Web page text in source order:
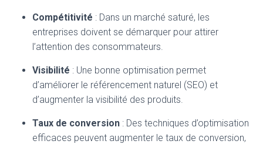
Compétitivité : Dans un marché saturé, les
entreprises doivent se démarquer pour attirer
l’attention des consommateurs.
Visibilité : Une bonne optimisation permet
d’améliorer le référencement naturel (SEO) et
d’augmenter la visibilité des produits.
Taux de conversion : Des techniques d’optimisation
efficaces peuvent augmenter le taux de conversion,